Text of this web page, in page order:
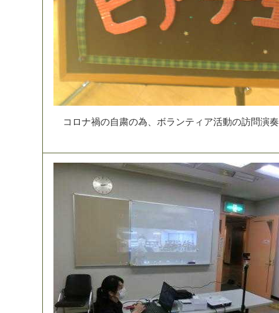
コ ロナ禍の自粛の為 ボラ ンテ ィ ア活動の訪問演奏